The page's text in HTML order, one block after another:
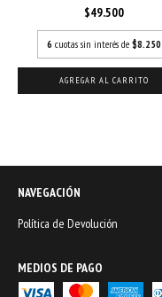
$49.500
6 cuotas sin interés de $8.250
NAVEGACIÓN
Política de Devolución
MEDIOS DE PAGO